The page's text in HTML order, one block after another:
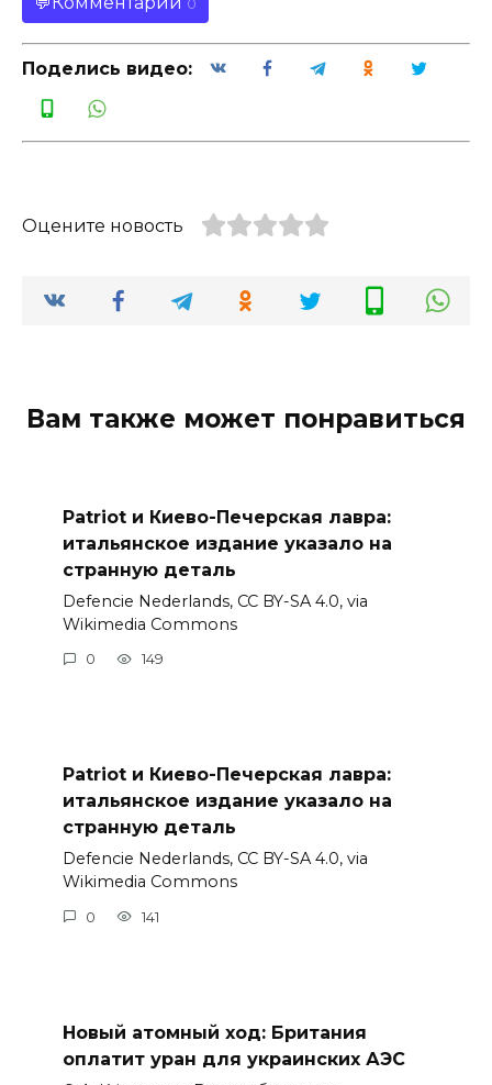
0
Поделись видео:
Оцените новость
Вам также может понравиться
Patriot и Киево-Печерская лавра:
итальянское издание указало на
странную деталь
Defencie Nederlands, CC BY-SA 4.0, via
Wikimedia Commons
0 149
Patriot и Киево-Печерская лавра:
итальянское издание указало на
странную деталь
Defencie Nederlands, CC BY-SA 4.0, via
Wikimedia Commons
0 141
Новый атомный ход: Британия
оплатит уран для украинских АЭС